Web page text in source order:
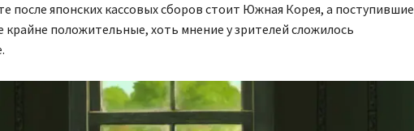
после японских кассовых сборов стоит Южная Корея, а поступившие
крайне положительные, хоть мнение у зрителей сложилось